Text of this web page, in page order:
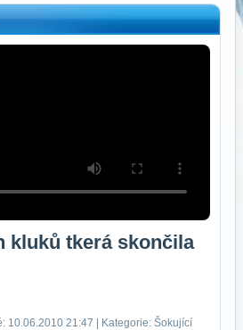
kluků tkerá skončila
10.06.2010 21:47 | Kategorie: Šokující